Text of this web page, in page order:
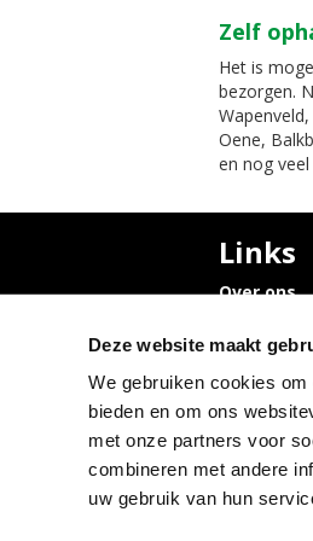
Deze website maakt
We gebruiken cookies
bieden en om ons
met onze partners voor
combineren met andere
uw gebruik van hun
Zelf
Het is
bezorgen.
Oene,
en nog
Links
Over ons
Trouwen
Uitvaart /
rondom
Sarah en
Tijdelijke